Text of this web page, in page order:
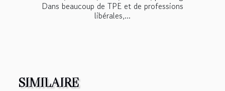
Dans beaucoup de TPE et de professions
libérales,...
SIMILAIRE